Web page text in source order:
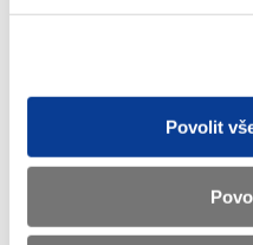
Povolit
státní správě. Existuje
Zobrazeno214 ×